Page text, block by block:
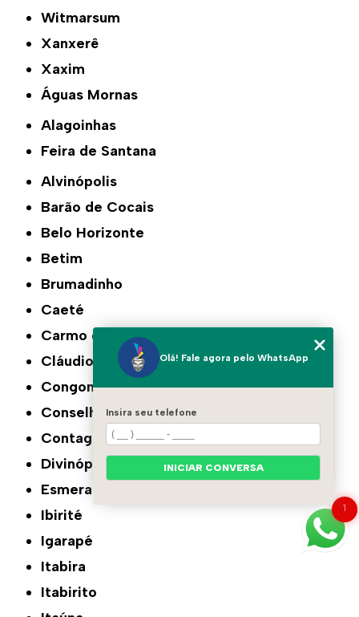
Witmarsum
Xanxerê
Xaxim
Águas Mornas
Alagoinhas
Feira de Santana
Alvinópolis
Barão de Cocais
Belo Horizonte
Betim
Brumadinho
Caeté
Carmo do Cajuru
Cláudio
Congonhas
Conselheiro Lafaiete
Contagem
Divinópolis
Esmeraldas
Ibirité
Igarapé
Itabira
Itabirito
1
Olá! Fale agora pelo WhatsApp
Insira seu telefone
INICIAR CONVERSA